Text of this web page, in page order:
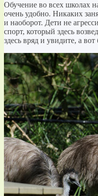
Обучение во всех школах
очень удобно. Никаких
и наоборот. Дети не
спорт, который здесь
здесь вряд и увидите, а